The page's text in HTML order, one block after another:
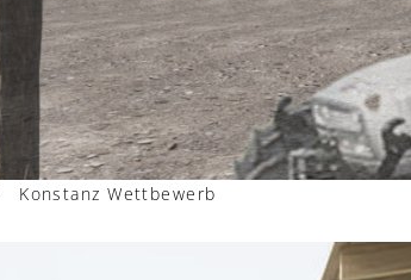
Konstanz Wettbewerb